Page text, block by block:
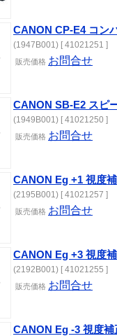
CANON CP-E4 コン
(1947B001) [ 41021251 ]
販売価格 お問合せ
CANON SB-E2 スピ
(1949B001) [ 41021250 ]
販売価格 お問合せ
CANON Eg +1 視度
(2195B001) [ 41021257 ]
販売価格 お問合せ
CANON Eg +3 視度
(2192B001) [ 41021255 ]
販売価格 お問合せ
CANON Eg -3 視度補